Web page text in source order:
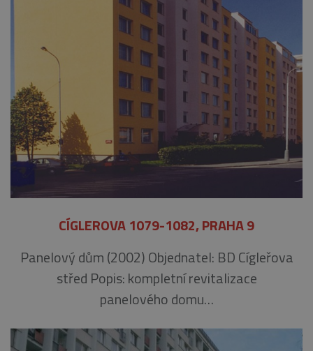
CÍGLEROVA 1079-1082, PRAHA 9
Panelový dům (2002) Objednatel: BD Cígleřova
střed Popis: kompletní revitalizace
panelového domu…